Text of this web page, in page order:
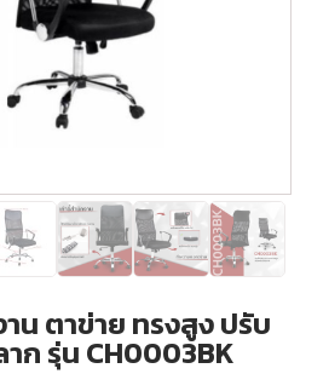
น ตาข่าย ทรงสูง ปรับ
ก รุ่น CH0003BK